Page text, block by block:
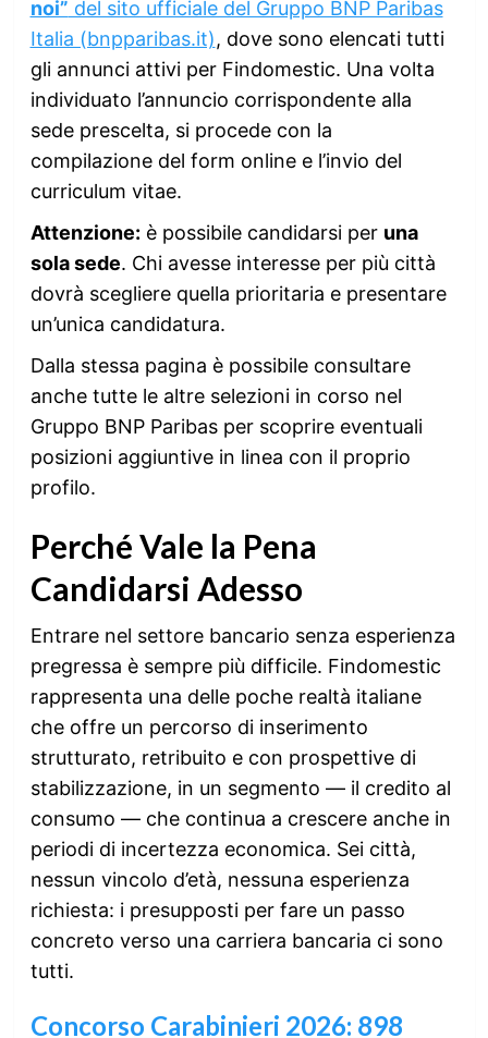
noi” del sito ufficiale del Gruppo BNP Paribas
Italia (bnpparibas.it), dove sono elencati tutti
gli annunci attivi per Findomestic. Una volta
individuato l’annuncio corrispondente alla
sede prescelta, si procede con la
compilazione del form online e l’invio del
curriculum vitae.
Attenzione: è possibile candidarsi per una
sola sede. Chi avesse interesse per più città
dovrà scegliere quella prioritaria e presentare
un’unica candidatura.
Dalla stessa pagina è possibile consultare
anche tutte le altre selezioni in corso nel
Gruppo BNP Paribas per scoprire eventuali
posizioni aggiuntive in linea con il proprio
profilo.
Perché Vale la Pena
Candidarsi Adesso
Entrare nel settore bancario senza esperienza
pregressa è sempre più difficile. Findomestic
rappresenta una delle poche realtà italiane
che offre un percorso di inserimento
strutturato, retribuito e con prospettive di
stabilizzazione, in un segmento — il credito al
consumo — che continua a crescere anche in
periodi di incertezza economica. Sei città,
nessun vincolo d’età, nessuna esperienza
richiesta: i presupposti per fare un passo
concreto verso una carriera bancaria ci sono
tutti.
Concorso Carabinieri 2026: 898